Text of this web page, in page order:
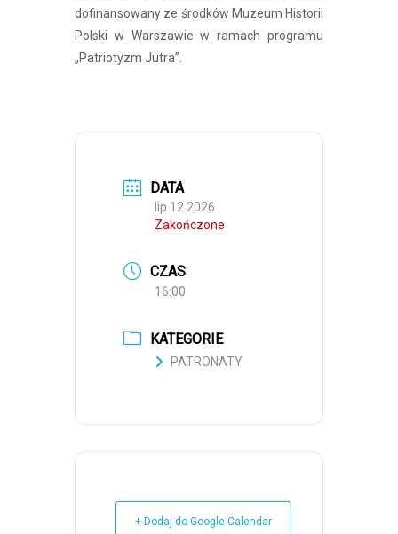
dofinansowany ze środków Muzeum Historii
Polski w Warszawie w ramach programu
„Patriotyzm Jutra”.
DATA
lip 12 2026
Zakończone
CZAS
16:00
KATEGORIE
PATRONATY
+ Dodaj do Google Calendar